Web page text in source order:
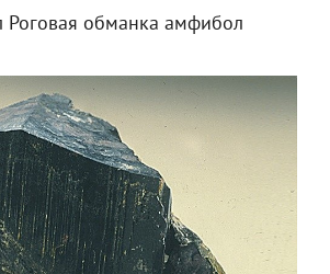
Роговая обманка амфибол